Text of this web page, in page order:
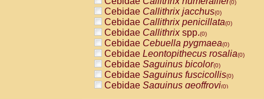
(0)
Cebidae Callithrix jacchus(0)
Cebidae Callithrix penicillata(0)
Cebidae Callithrixspp.(0)
Cebidae Cebuella pygmaea(0)
Cebidae Leontopithecus rosalia(0)
Cebidae Saguinus bicolor(0)
Cebidae Saguinus fuscicollis(0)
Cebidae Saguinus geoffroyi(0)